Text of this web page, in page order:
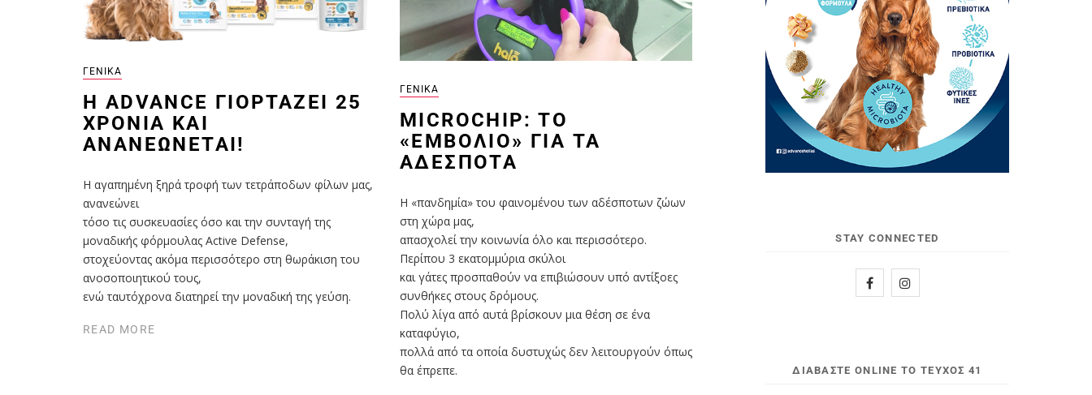
ΓΕΝΙΚΆ
Η ADVANCE ΓΙΟΡΤΆΖΕΙ 25
ΧΡΌΝΙΑ ΚΑΙ
ΑΝΑΝΕΏΝΕΤΑΙ!
Η αγαπημένη ξηρά τροφή των τετράποδων φίλων μας,
ανανεώνει
τόσο τις συσκευασίες όσο και την συνταγή της
μοναδικής φόρμουλας Active Defense,
στοχεύοντας ακόμα περισσότερο στη θωράκιση του
ανοσοποιητικού τους,
ενώ ταυτόχρονα διατηρεί την μοναδική της γεύση.
READ MORE
ΓΕΝΙΚΆ
MICROCHIP: ΤΟ
«ΕΜΒΌΛΙΟ» ΓΙΑ ΤΑ
ΑΔΈΣΠΟΤΑ
Η «πανδημία» του φαινομένου των αδέσποτων ζώων
στη χώρα μας,
απασχολεί την κοινωνία όλο και περισσότερο.
Περίπου 3 εκατομμύρια σκύλοι
και γάτες προσπαθούν να επιβιώσουν υπό αντίξοες
συνθήκες στους δρόμους.
Πολύ λίγα από αυτά βρίσκουν μια θέση σε ένα
καταφύγιο,
πολλά από τα οποία δυστυχώς δεν λειτουργούν όπως
θα έπρεπε.
STAY CONNECTED
ΔΙΑΒΆΣΤΕ ONLINE ΤΟ ΤΕΎΧΟΣ 41